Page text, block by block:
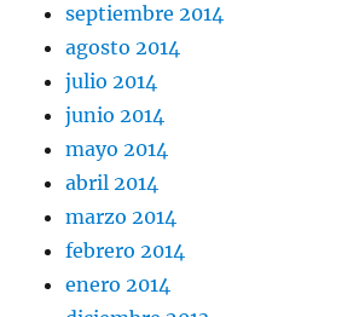
septiembre 2014
agosto 2014
julio 2014
junio 2014
mayo 2014
abril 2014
marzo 2014
febrero 2014
enero 2014